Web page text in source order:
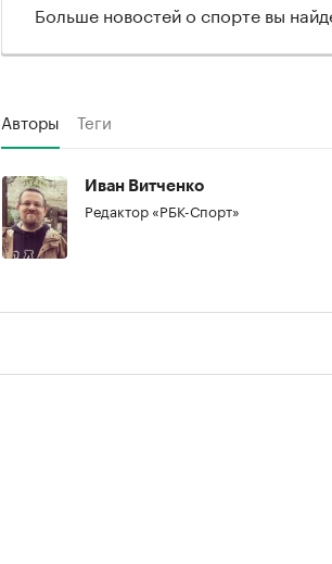
Больше новостей о спорте вы
Авторы Теги
Иван Витченко
Редактор «РБК-Спорт»